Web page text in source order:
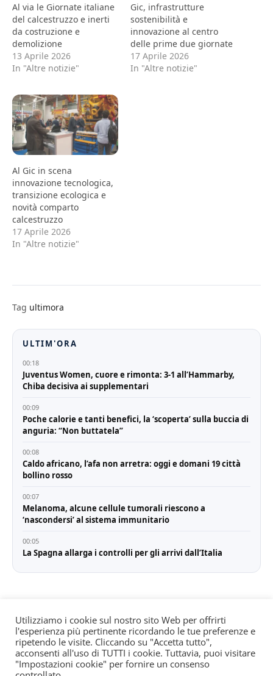
Al via le Giornate italiane
del calcestruzzo e inerti
da costruzione e
demolizione
13 Aprile 2026
In "Altre notizie"
Gic, infrastrutture
sostenibilità e
innovazione al centro
delle prime due giornate
17 Aprile 2026
In "Altre notizie"
Al Gic in scena
innovazione tecnologica,
transizione ecologica e
novità comparto
calcestruzzo
17 Aprile 2026
In "Altre notizie"
Tag ultimora
ULTIM'ORA
00:18
Juventus Women, cuore e rimonta: 3-1 all’Hammarby,
Chiba decisiva ai supplementari
00:09
Poche calorie e tanti benefici, la ‘scoperta’ sulla buccia di
anguria: “Non buttatela”
00:08
Caldo africano, l’afa non arretra: oggi e domani 19 città
bollino rosso
00:07
Melanoma, alcune cellule tumorali riescono a
‘nascondersi’ al sistema immunitario
00:05
La Spagna allarga i controlli per gli arrivi dall’Italia
© All rights reserved. Quotidiano registrato all'albo dei
giornali e periodici presso il Tribunale di Torino n. 25
del 24/8/2022 Editore: Agostino Scozzaro Direttore
Utilizziamo i cookie sul nostro sito Web per offrirti
l'esperienza più pertinente ricordando le tue preferenze e
ripetendo le visite. Cliccando su "Accetta tutto",
acconsenti all'uso di TUTTI i cookie. Tuttavia, puoi visitare
"Impostazioni cookie" per fornire un consenso